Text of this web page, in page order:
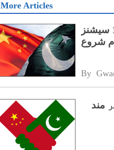
More Articles
پنجاب کے اسپیشل پروٹیکشن یونٹ کے لیے 120 سیشنز
شروع
By
مند